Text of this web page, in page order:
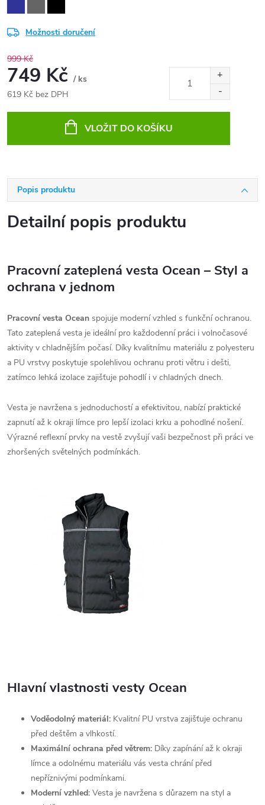
Možnosti doručení
999 Kč
749 Kč / ks
619 Kč bez DPH
VLOŽIT DO KOŠÍKU
Popis produktu
Detailní popis produktu
Pracovní zateplená vesta Ocean – Styl a
ochrana v jednom
Pracovní vesta Ocean spojuje moderní vzhled s funkční ochranou.
Tato zateplená vesta je ideální pro každodenní práci i volnočasové
aktivity v chladnějším počasí. Díky kvalitnímu materiálu z polyesteru
a PU vrstvy poskytuje spolehlivou ochranu proti větru i dešti,
zatímco lehká izolace zajišťuje pohodlí i v chladných dnech.
Vesta je navržena s jednoduchostí a efektivitou, nabízí praktické
zapnutí až k okraji límce pro lepší izolaci krku a pohodlné nošení.
Výrazné reflexní prvky na vestě zvyšují vaši bezpečnost při práci ve
zhoršených světelných podmínkách.
Hlavní vlastnosti vesty Ocean
Voděodolný materiál: Kvalitní PU vrstva zajišťuje ochranu
před deštěm a vlhkostí.
Maximální ochrana před větrem: Díky zapínání až k okraji
límce a odolnému materiálu vás vesta chrání před
nepříznivými podmínkami.
Moderní vzhled: Vesta je navržena s důrazem na styl a